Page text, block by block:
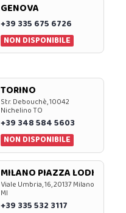
GENOVA
+39 335 675 6726
NON DISPONIBILE
TORINO
Str. Debouchè, 10042
Nichelino TO
+39 348 584 5603
NON DISPONIBILE
MILANO PIAZZA LODI
Viale Umbria, 16, 20137 Milano
MI
+39 335 532 3117